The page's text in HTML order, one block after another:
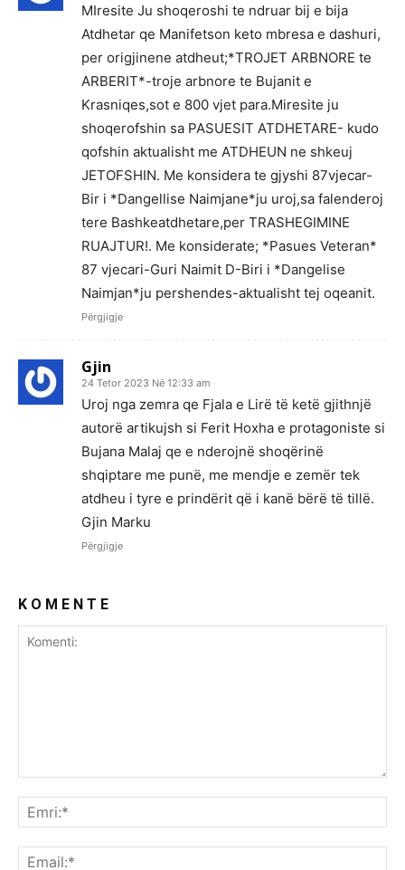
MIresite Ju shoqeroshi te ndruar bij e bija
Atdhetar qe Manifetson keto mbresa e dashuri,
per origjinene atdheut;*TROJET ARBNORE te
ARBERIT*-troje arbnore te Bujanit e
Krasniqes,sot e 800 vjet para.Miresite ju
shoqerofshin sa PASUESIT ATDHETARE- kudo
qofshin aktualisht me ATDHEUN ne shkeuj
JETOFSHIN. Me konsidera te gjyshi 87vjecar-
Bir i *Dangellise Naimjane*ju uroj,sa falenderoj
tere Bashkeatdhetare,per TRASHEGIMINE
RUAJTUR!. Me konsiderate; *Pasues Veteran*
87 vjecari-Guri Naimit D-Biri i *Dangelise
Naimjan*ju pershendes-aktualisht tej oqeanit.
Përgjigje
Gjin
24 Tetor 2023 Në 12:33 am
Uroj nga zemra qe Fjala e Lirë të ketë gjithnjë
autorë artikujsh si Ferit Hoxha e protagoniste si
Bujana Malaj qe e nderojnë shoqërinë
shqiptare me punë, me mendje e zemër tek
atdheu i tyre e prindërit që i kanë bërë të tillë.
Gjin Marku
Përgjigje
K O M E N T E